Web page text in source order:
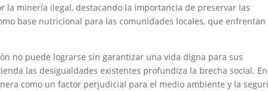
la minería ilegal, destacando la importancia de preservar las
base nutricional para las comunidades locales, que enfrentan
no puede lograrse sin garantizar una vida digna para sus
las desigualdades existentes profundiza la brecha social. En
como un factor perjudicial para el medio ambiente y la